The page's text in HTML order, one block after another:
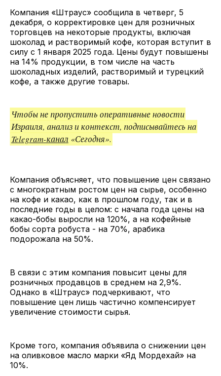
ссылкой
Компания «Штраус» сообщила в четверг, 5
декабря, о корректировке цен для розничных
торговцев на некоторые продукты, включая
шоколад и растворимый кофе, которая вступит в
силу с 1 января 2025 года. Цены будут повышены
на 14% продукции, в том числе на часть
шоколадных изделий, растворимый и турецкий
кофе, а также другие товары.
Чтобы не пропустить оперативные новости
Израиля, анализ и контекст, подписывайтесь на
Telegram-канал «Сегодня».
Компания объясняет, что повышение цен связано
с многократным ростом цен на сырье, особенно
на кофе и какао, как в прошлом году, так и в
последние годы в целом: с начала года цены на
какао-бобы выросли на 120%, а на кофейные
бобы сорта робуста - на 70%, арабика
подорожала на 50%.
В связи с этим компания повысит цены для
розничных продавцов в среднем на 2,9%.
Однако в «Штраус» подчеркивают, что
повышение цен лишь частично компенсирует
увеличение стоимости сырья.
Кроме того, компания объявила о снижении цен
на оливковое масло марки «Яд Мордехай» на
10%.